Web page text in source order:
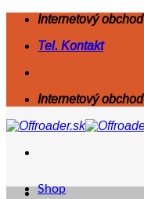
Skip
content
Internetový obchod
Tel. Kontakt
Internetový obchod
Shop